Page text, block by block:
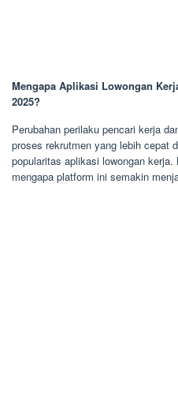
Mengapa Aplikasi Lowongan
2025?
Perubahan perilaku pencari kerja
proses rekrutmen yang lebih cepat
popularitas aplikasi lowongan
mengapa platform ini semakin